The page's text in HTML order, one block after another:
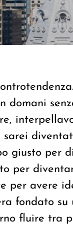
domani
sarei
giusto per
per
per avere
fondato su
fluire tra